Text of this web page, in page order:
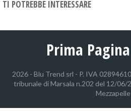
TI POTREBBE INTERESSARE
Prima
2026 - Blu Trend srl - P. IVA
tribunale di Marsala n.202 del 12/
Mezzapelle